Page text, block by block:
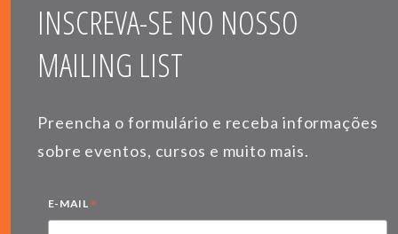
INSCREVA-SE NO NOSSO
MAILING LIST
Preencha o formulário e receba informações
sobre eventos, cursos e muito mais.
E-MAIL *